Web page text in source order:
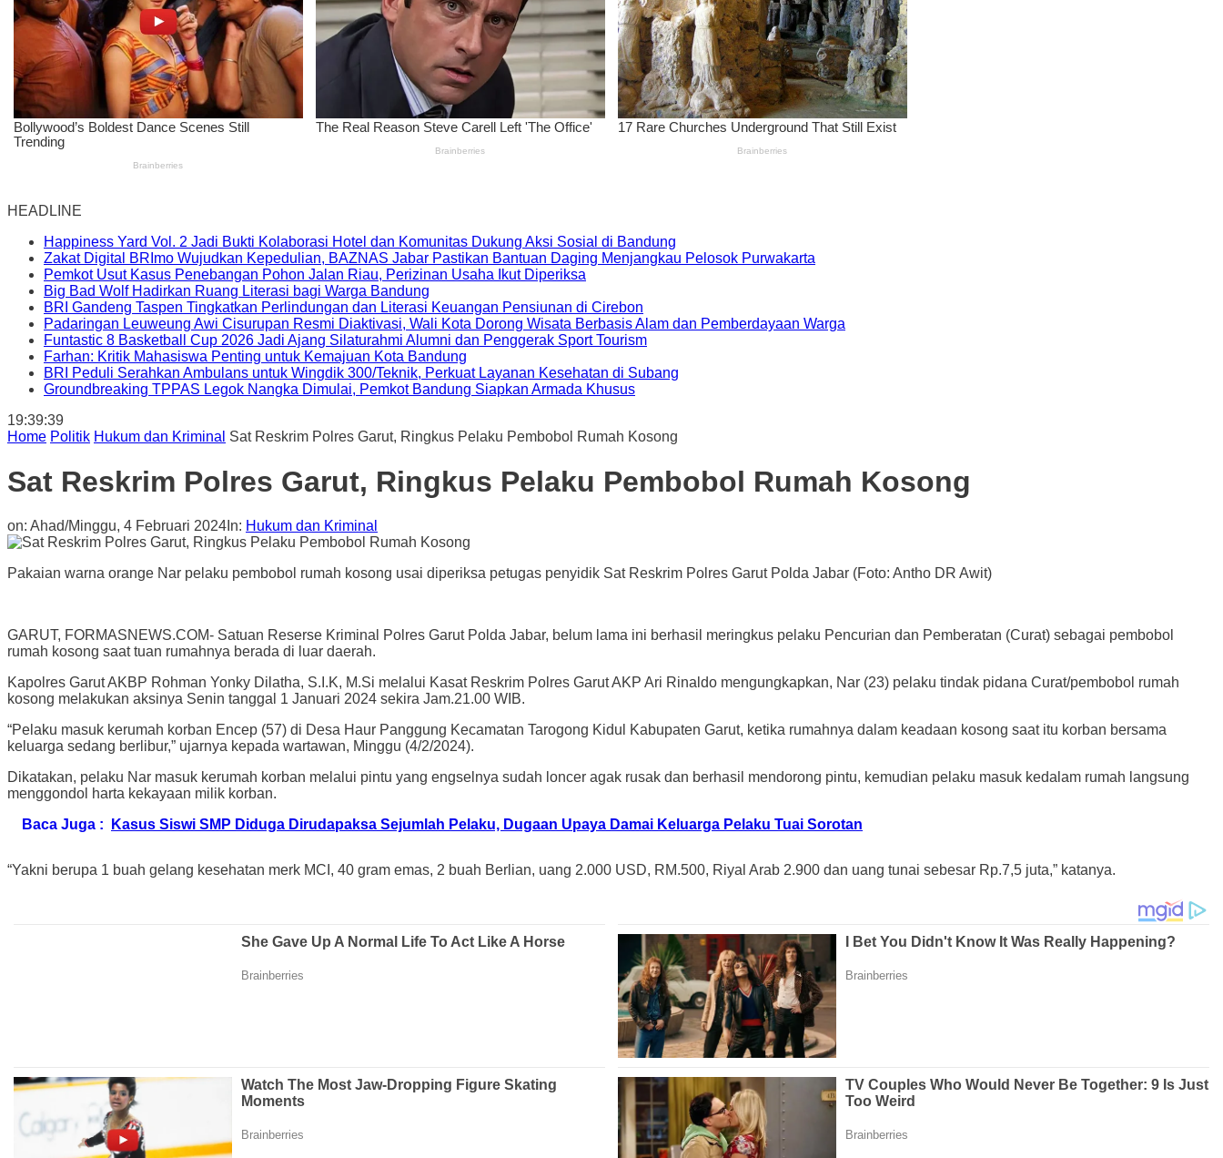
HEADLINE
Happiness Yard Vol. 2 Jadi Bukti Kolaborasi Hotel dan Komunitas Dukung Aksi Sosial di Bandung
Zakat Digital BRImo Wujudkan Kepedulian, BAZNAS Jabar Pastikan Bantuan Daging Menjangkau Pelosok Purwakarta
Pemkot Usut Kasus Penebangan Pohon Jalan Riau, Perizinan Usaha Ikut Diperiksa
Big Bad Wolf Hadirkan Ruang Literasi bagi Warga Bandung
BRI Gandeng Taspen Tingkatkan Perlindungan dan Literasi Keuangan Pensiunan di Cirebon
Padaringan Leuweung Awi Cisurupan Resmi Diaktivasi, Wali Kota Dorong Wisata Berbasis Alam dan Pemberdayaan Warga
Funtastic 8 Basketball Cup 2026 Jadi Ajang Silaturahmi Alumni dan Penggerak Sport Tourism
Farhan: Kritik Mahasiswa Penting untuk Kemajuan Kota Bandung
BRI Peduli Serahkan Ambulans untuk Wingdik 300/Teknik, Perkuat Layanan Kesehatan di Subang
Groundbreaking TPPAS Legok Nangka Dimulai, Pemkot Bandung Siapkan Armada Khusus
19:39:40
Home Politik Hukum dan Kriminal Sat Reskrim Polres Garut, Ringkus Pelaku Pembobol Rumah Kosong
Sat Reskrim Polres Garut, Ringkus Pelaku Pembobol Rumah Kosong
on: Ahad/Minggu, 4 Februari 2024 In: Hukum dan Kriminal
Pakaian warna orange Nar pelaku pembobol rumah kosong usai diperiksa petugas penyidik Sat Reskrim Polres Garut Polda Jabar (Foto: Antho DR Awit)
GARUT, FORMASNEWS.COM- Satuan Reserse Kriminal Polres Garut Polda Jabar, belum lama ini berhasil meringkus pelaku Pencurian dan Pemberatan (Curat) sebagai pembobol
rumah kosong saat tuan rumahnya berada di luar daerah.
Kapolres Garut AKBP Rohman Yonky Dilatha, S.I.K, M.Si melalui Kasat Reskrim Polres Garut AKP Ari Rinaldo mengungkapkan, Nar (23) pelaku tindak pidana Curat/pembobol rumah
kosong melakukan aksinya Senin tanggal 1 Januari 2024 sekira Jam.21.00 WIB.
“Pelaku masuk kerumah korban Encep (57) di Desa Haur Panggung Kecamatan Tarogong Kidul Kabupaten Garut, ketika rumahnya dalam keadaan kosong saat itu korban bersama
keluarga sedang berlibur,” ujarnya kepada wartawan, Minggu (4/2/2024).
Dikatakan, pelaku Nar masuk kerumah korban melalui pintu yang engselnya sudah loncer agak rusak dan berhasil mendorong pintu, kemudian pelaku masuk kedalam rumah langsung
menggondol harta kekayaan milik korban.
Baca Juga :
Kasus Siswi SMP Diduga Dirudapaksa Sejumlah Pelaku, Dugaan Upaya Damai Keluarga Pelaku Tuai Sorotan
“Yakni berupa 1 buah gelang kesehatan merk MCI, 40 gram emas, 2 buah Berlian, uang 2.000 USD, RM.500, Riyal Arab 2.900 dan uang tunai sebesar Rp.7,5 juta,” katanya.